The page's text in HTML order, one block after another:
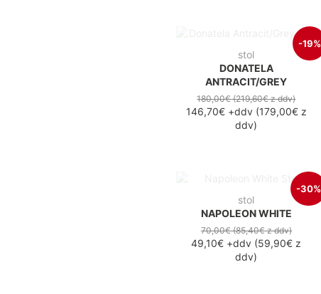
-19%
stol
DONATELA
ANTRACIT/GREY
180,00€(219,60€z ddv)
146,70€+ddv(179,00€z
ddv)
-30%
stol
NAPOLEON WHITE
70,00€(85,40€z ddv)
49,10€ +ddv (59,90€ z
ddv)